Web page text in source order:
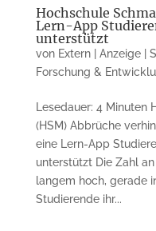
Hochschule
Lern-App
unterstützt
von Extern | Anzeige|
Forschung &
Lesedauer: 4 Minuten
(HSM) Abbrüche
eine Lern-App
unterstützt Die Zahl
langem hoch, gerade
Studierende ihr...